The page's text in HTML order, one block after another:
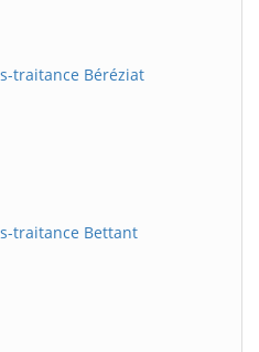
traitance Béréziat
traitance Bettant